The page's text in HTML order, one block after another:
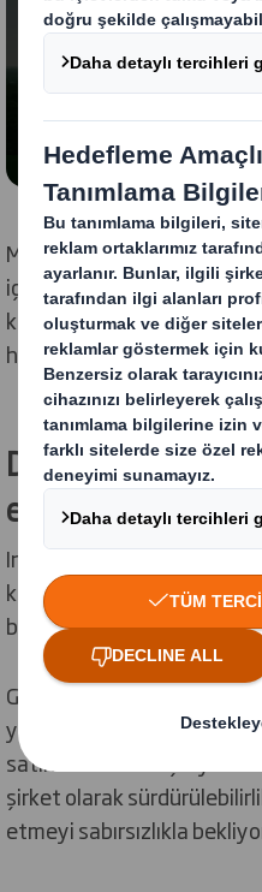
Bu videoyu
Müşterilerimiz,
içinde, dört odak
kaydettik ve bazı
hedeflerimizin çoğunu
Daha güçlü bir
etmek
International Paper'ın bir
kaydettiğimiz ilerlemeleri
biçimlerini hayata
Geleceğe bakarak, mevcut
yansıtan yeni bir strateji
satın alma bizim için yeni
şirket olarak
etmeyi sabırsızlıkla